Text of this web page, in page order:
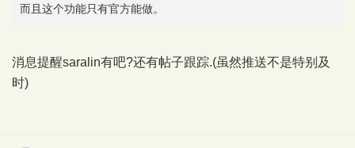
而且这个功能只有官方能做。
消息提醒saralin有吧?还有帖子跟踪.(虽然推送不是特别及
时)